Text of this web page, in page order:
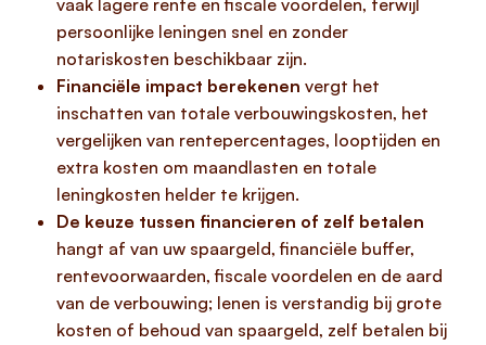
vaak lagere rente en fiscale voordelen, terwijl
persoonlijke leningen snel en zonder
notariskosten beschikbaar zijn.
Financiële impact berekenen vergt het
inschatten van totale verbouwingskosten, het
vergelijken van rentepercentages, looptijden en
extra kosten om maandlasten en totale
leningkosten helder te krijgen.
De keuze tussen financieren of zelf betalen
hangt af van uw spaargeld, financiële buffer,
rentevoorwaarden, fiscale voordelen en de aard
van de verbouwing; lenen is verstandig bij grote
kosten of behoud van spaargeld, zelf betalen bij